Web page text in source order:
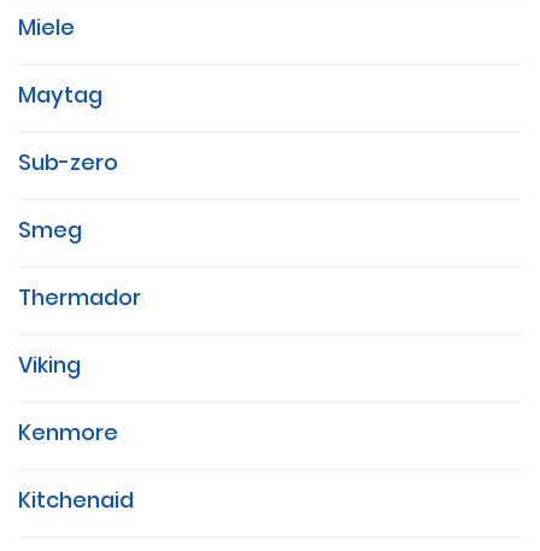
Miele
Maytag
Sub-zero
Smeg
Thermador
Viking
Kenmore
Kitchenaid